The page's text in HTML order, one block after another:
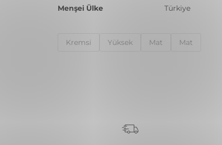
Menşei Ülke Türkiye
Kremsi̇ Yüksek Mat Mat